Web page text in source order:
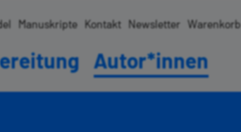
Manuskripte Kontakt Newsletter Warenkorb
Autor*innen